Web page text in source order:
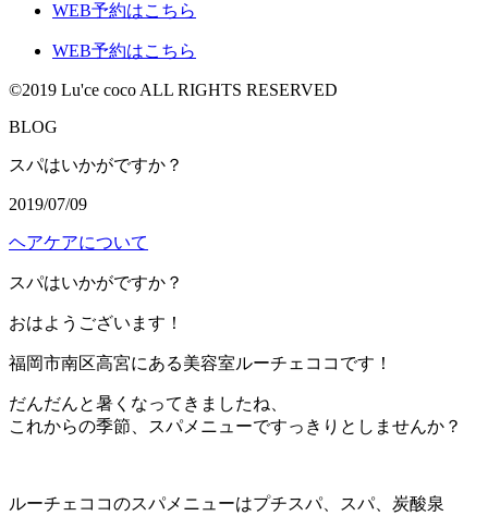
WEB予約はこちら
WEB予約はこちら
©2019 Lu'ce coco ALL RIGHTS RESERVED
BLOG
スパはいかがですか？
2019/07/09
ヘアケアについて
スパはいかがですか？
おはようございます！
福岡市南区高宮にある美容室ルーチェココです！
だんだんと暑くなってきましたね、
これからの季節、スパメニューですっきりとしませんか？
ルーチェココのスパメニューはプチスパ、スパ、炭酸泉